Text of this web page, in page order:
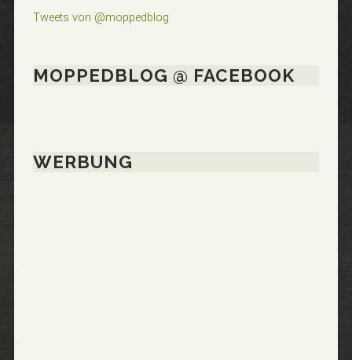
Tweets von @moppedblog
MOPPEDBLOG @ FACEBOOK
WERBUNG